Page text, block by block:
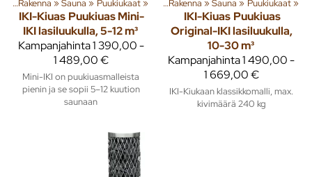
‪»Rakenna ‪»Sauna ‪» Puukiukaat‪»
IKI-Kiuas Puukiuas Mini-
IKI lasiluukulla, 5-12 m³
Kampanjahinta1 390,00 -
1 489,00 €
Mini-IKI on puukiuasmalleista
pienin ja se sopii 5–12 kuution
saunaan
Tuoteryhmiä ja tuotteita ‪»Rakenna ‪»Sauna ‪» Puukiukaat‪»
IKI-Kiuas Puukiuas
Original-IKI lasiluukulla,
10-30 m³
Kampanjahinta1 490,00 -
1 669,00 €
IKI-Kiukaan klassikkomalli, max.
kivimäärä 240 kg